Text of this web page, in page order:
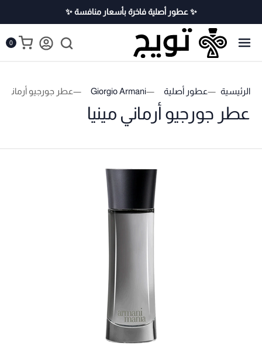
✨ عطور أصلية فاخرة بأسعار منافسة ✨
0
الرئيسية عطور أصلية Giorgio Armani عطر جورجيو أرماني
عطر جورجيو أرماني مينيا